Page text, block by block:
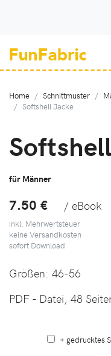
Home Schnittmuster
Softshell Jacke
für Männer
7.50 € / eBook
inkl. Mehrwertsteuer
keine Versandkosten
sofort Download
Größen: 46-56
PDF - Datei, 48
+gedrucktes